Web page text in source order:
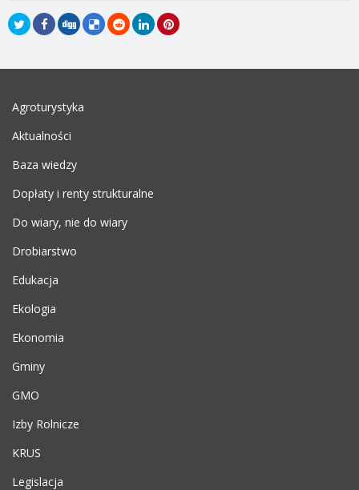
Agroturystyka
Aktualności
Baza wiedzy
Dopłaty i renty strukturalne
Do wiary, nie do wiary
Drobiarstwo
Edukacja
Ekologia
Ekonomia
Gminy
GMO
Izby Rolnicze
KRUS
Legislacja